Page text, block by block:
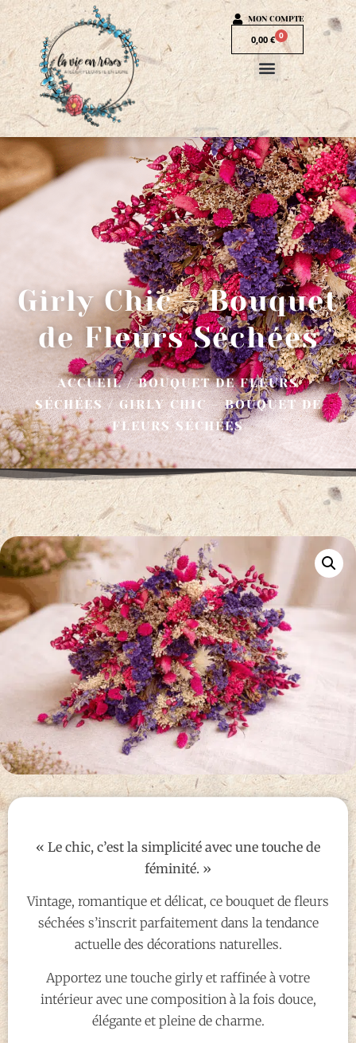
MON COMPTE
0,00 € 0
Girly Chic – Bouquet
de Fleurs Séchées
ACCUEIL/BOUQUET DE FLEURS
SÉCHÉES/ GIRLY CHIC – BOUQUET DE
FLEURS SÉCHÉES
« Le chic, c’est la simplicité avec une touche de
féminité. »
Vintage, romantique et délicat, ce bouquet de fleurs
séchées s’inscrit parfaitement dans la tendance
actuelle des décorations naturelles.
Apportez une touche girly et raffinée à votre
intérieur avec une composition à la fois douce,
élégante et pleine de charme.